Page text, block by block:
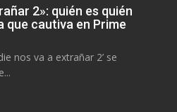
2»: quién es quién
que cautiva en Prime
nos va a extrañar 2’ se